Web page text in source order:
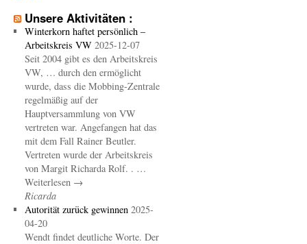
Unsere Aktivitäten :
Winterkorn haftet persönlich –
Arbeitskreis VW 2025-12-07
Seit 2004 gibt es den Arbeitskreis
VW, … durch den ermöglicht
wurde, dass die Mobbing-Zentrale
regelmäßig auf der
Hauptversammlung von VW
vertreten war. Angefangen hat das
mit dem Fall Rainer Beutler.
Vertreten wurde der Arbeitskreis
von Margit Richarda Rolf. . …
Weiterlesen →
Ricarda
Autorität zurück gewinnen 2025-
04-20
Wendt findet deutliche Worte. Der